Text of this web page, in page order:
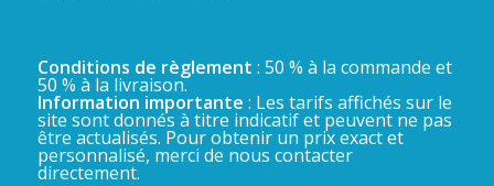
Conditions de règlement : 50 % à la commande et
50 % à la livraison.
Information importante : Les tarifs affichés sur le
site sont donnés à titre indicatif et peuvent ne pas
être actualisés. Pour obtenir un prix exact et
personnalisé, merci de nous contacter
directement.